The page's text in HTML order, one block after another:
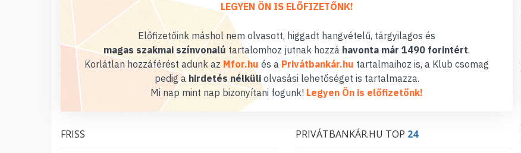
LEGYEN ÖN IS ELŐFIZETŐNK!
Előfizetőink máshol nem olvasott, higgadt hangvételű, tárgyilagos és
magas szakmai színvonalú tartalomhoz jutnak hozzá havonta már 1490 forintért.
Korlátlan hozzáférést adunk az Mfor.hu és a Privátbankár.hu tartalmaihoz is, a Klub csomag
pedig ahirdetés nélküliolvasási lehetőséget is tartalmazza.
Mi nap mint nap bizonyítani fogunk! Legyen Ön is előfizetőnk!
FRISS PRIVÁTBANKÁR.HU TOP 24